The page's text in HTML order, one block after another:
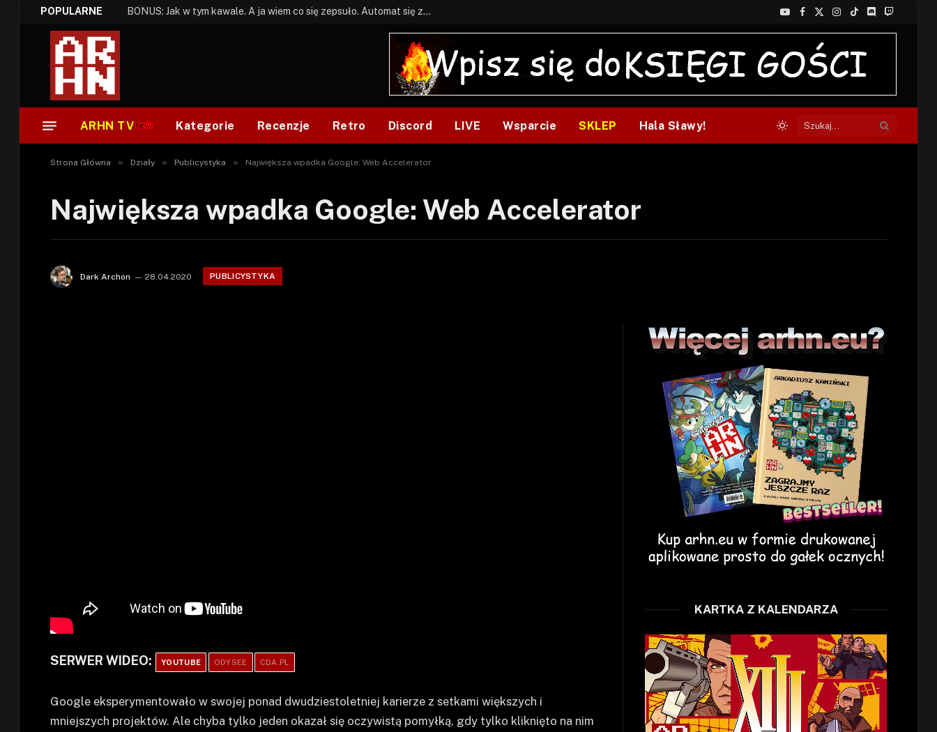
POPULARNE BONUS: Jak w tym kawale. A ja wiem co się zepsuło. Automat się zepsuł.
YouTube
Facebook
X
(Twitter)
Instagram
TikTokDiscordTwitch
ARHN TV Kategorie Recenzje Retro Discord LIVE Wsparcie SKLEP Hala Sławy!
Strona Główna » Działy » Publicystyka » Największa wpadka Google: Web Accelerator
Największa wpadka Google: Web Accelerator
Dark Archon 28.04.2020 PUBLICYSTYKA
SERWER WIDEO: YOUTUBE ODYSEE CDA.PL
Google eksperymentowało w swojej ponad dwudziestoletniej karierze z setkami większych i
mniejszych projektów. Ale chyba tylko jeden okazał się oczywistą pomyłką, gdy tylko kliknięto na nim
KARTKA Z KALENDARZA